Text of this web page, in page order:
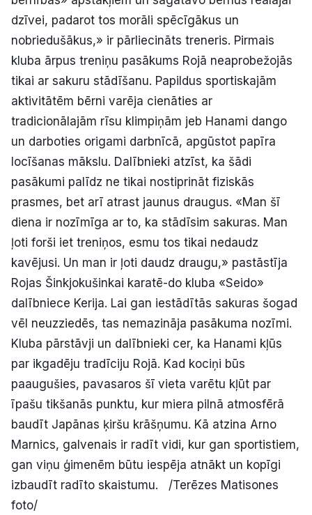
dzīvei, padarot tos morāli spēcīgākus un
nobriedušākus,» ir pārliecināts treneris. Pirmais
kluba ārpus treniņu pasākums Rojā neaprobežojās
tikai ar sakuru stādīšanu. Papildus sportiskajām
aktivitātēm bērni varēja cienāties ar
tradicionālajām rīsu klimpiņām jeb Hanami dango
un darboties origami darbnīcā, apgūstot papīra
locīšanas mākslu. Dalībnieki atzīst, ka šādi
pasākumi palīdz ne tikai nostiprināt fiziskās
prasmes, bet arī atrast jaunus draugus. «Man šī
diena ir nozīmīga ar to, ka stādīsim sakuras. Man
ļoti forši iet treniņos, esmu tos tikai nedaudz
kavējusi. Un man ir ļoti daudz draugu,» pastāstīja
Rojas Šinkjokušinkai karatē-do kluba «Seido»
dalībniece Kerija. Lai gan iestādītās sakuras šogad
vēl neuzziedēs, tas nemazināja pasākuma nozīmi.
Kluba pārstāvji un dalībnieki cer, ka Hanami kļūs
par ikgadēju tradīciju Rojā. Kad kociņi būs
paaugušies, pavasaros šī vieta varētu kļūt par
īpašu tikšanās punktu, kur miera pilnā atmosfērā
baudīt Japānas ķiršu krāšņumu. Kā atzina Arno
Marnics, galvenais ir radīt vidi, kur gan sportistiem,
gan viņu ģimenēm būtu iespēja atnākt un kopīgi
izbaudīt radīto skaistumu. /Terēzes Matisones
foto/